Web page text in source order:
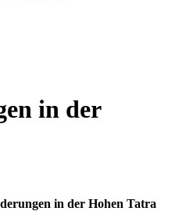
in der
in der Hohen Tatra